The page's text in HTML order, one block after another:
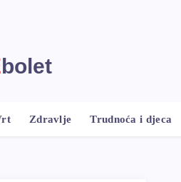
Ebolet
Zdravlje Trudnoća i djeca